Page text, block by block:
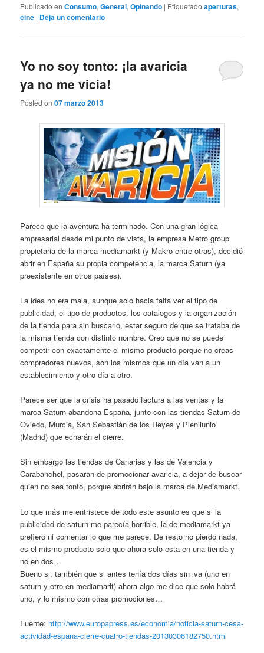
Publicado en Consumo,General,Opinando | Etiquetado aperturas,
cine | Deja un comentario
Yo no soy tonto: ¡la avaricia
ya no me vicia!
Posted on07 marzo 2013
Parece que la aventura ha terminado. Con una gran lógica
empresarial desde mi punto de vista, la empresa Metro group
propietaria de la marca mediamarkt (y Makro entre otras), decidió
abrir en España su propia competencia, la marca Saturn (ya
preexistente en otros países).
La idea no era mala, aunque solo hacia falta ver el tipo de
publicidad, el tipo de productos, los catalogos y la organización
de la tienda para sin buscarlo, estar seguro de que se trataba de
la misma tienda con distinto nombre. Creo que no se puede
competir con exactamente el mismo producto porque no creas
compradores nuevos, son los mismos que un día van a un
establecimiento y otro día a otro.
Parece ser que la crisis ha pasado factura a las ventas y la
marca Saturn abandona España, junto con las tiendas Saturn de
Oviedo, Murcia, San Sebastián de los Reyes y Plenilunio
(Madrid) que echarán el cierre.
Sin embargo las tiendas de Canarias y las de Valencia y
Carabanchel, pasaran de promocionar avaricia, a dejar de buscar
quien no sea tonto, porque abrirán bajo la marca de Mediamarkt.
Lo que más me entristece de todo este asunto es que si la
publicidad de saturn me parecía horrible, la de mediamarkt ya
prefiero ni comentar lo que me parece. De resto no pierdo nada,
es el mismo producto solo que ahora solo esta en una tienda y
no en dos…
Bueno si, también que si antes tenía dos días sin iva (uno en
saturn y otro en mediamarlt) ahora algo me dice que solo habrá
uno, y lo mismo con otras promociones…
Fuente: http://www.europapress.es/economia/noticia-saturn-cesa-
actividad-espana-cierre-cuatro-tiendas-20130306182750.html